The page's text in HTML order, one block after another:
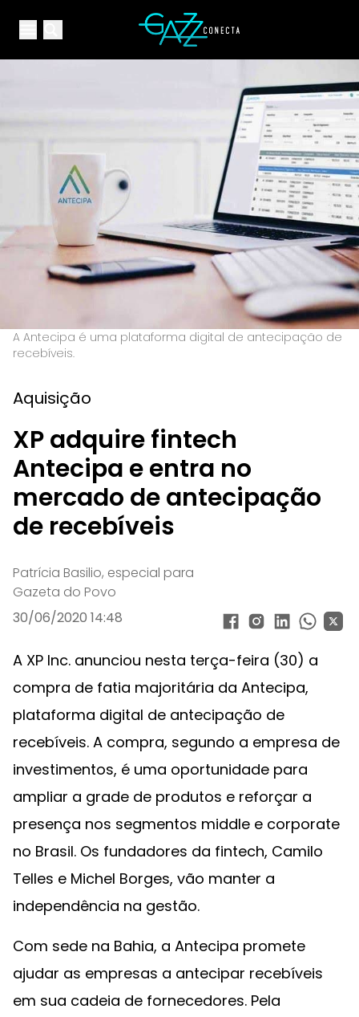
Open main menuYour Company
A Antecipa é uma plataforma digital de antecipação de
recebíveis.
Aquisição
XP adquire fintech
Antecipa e entra no
mercado de antecipação
de recebíveis
Patrícia Basilio, especial para
Gazeta do Povo
30/06/2020 14:48
A XP Inc. anunciou nesta terça-feira (30) a
compra de fatia majoritária da Antecipa,
plataforma digital de antecipação de
recebíveis. A compra, segundo a empresa de
investimentos, é uma oportunidade para
ampliar a grade de produtos e reforçar a
presença nos segmentos middle e corporate
no Brasil. Os fundadores da fintech, Camilo
Telles e Michel Borges, vão manter a
independência na gestão.
Com sede na Bahia, a Antecipa promete
ajudar as empresas a antecipar recebíveis
em sua cadeia de fornecedores. Pela